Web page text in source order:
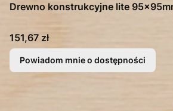
Drewno konstrukcyjne lite
Cena
151,67 zł
Powiadom mnie o dostępności